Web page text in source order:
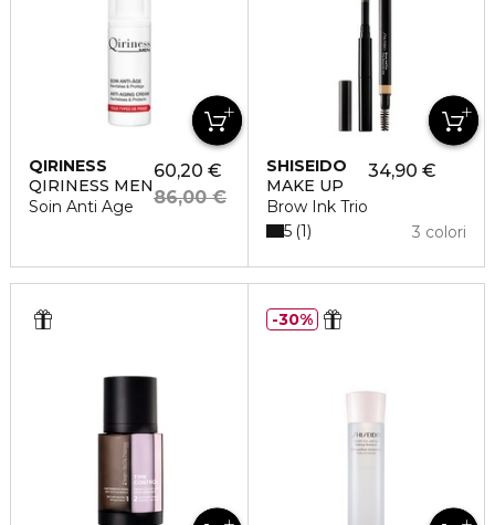
QIRINESS
QIRINESS MEN
Soin Anti Age
60,20 €
86,00 €
SHISEIDO
MAKE UP
Brow Ink Trio
34,90 €
3 colori
5 1
30%